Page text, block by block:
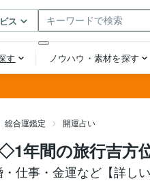
総合運鑑定 開運占い
年間の旅行吉方
仕事・金運など【詳し